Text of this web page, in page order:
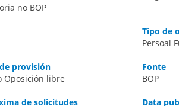
de ofertas de emprego público
premendo no mapa
no BOP
Tipo de
Persoal
provisión
Oposición libre
Fonte
BOP
de solicitudes
Data